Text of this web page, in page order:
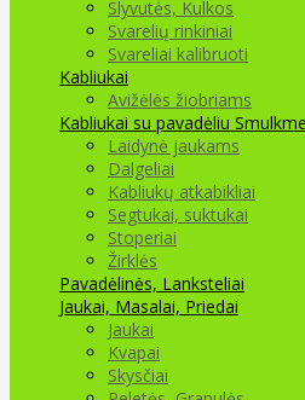
Slyvutės, Kulkos
Svarelių rinkiniai
Svareliai kalibruoti
Kabliukai
Avižėlės žiobriams
Kabliukai su pavadėliu
Laidynė jaukams
Dalgeliai
Kabliukų atkabikliai
Segtukai, suktukai
Stoperiai
Žirklės
Pavadėlinės, Lanksteliai
Jaukai, Masalai, Priedai
Jaukai
Kvapai
Skysčiai